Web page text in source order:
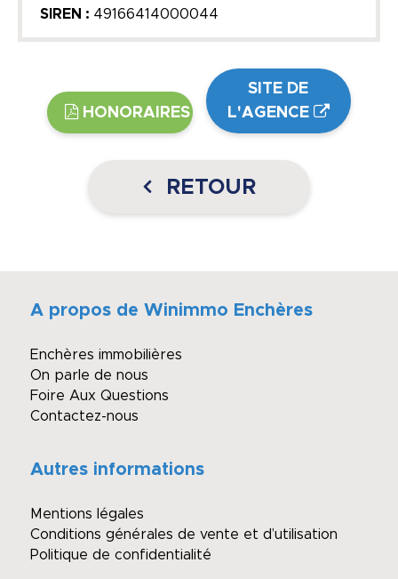
SIREN : 49166414000044
HONORAIRES
SITE DE
L'AGENCE
RETOUR
A propos de Winimmo Enchères
Enchères immobilières
On parle de nous
Foire Aux Questions
Contactez-nous
Autres informations
Mentions légales
Conditions générales de vente et d’utilisation
Politique de confidentialité